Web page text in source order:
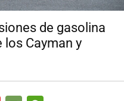
de gasolina
Cayman y